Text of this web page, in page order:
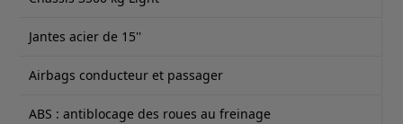
Jantes acier de 15''
Airbags conducteur et passager
ABS : antiblocage des roues au freinage